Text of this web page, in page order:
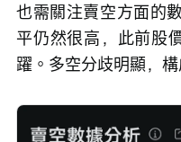
也需關注賣空方面的
平仍然很高，此前股
躍。多空分歧明顯，